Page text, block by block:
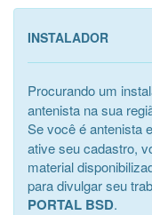
INSTALADOR
Procurando um
antenista na sua
Se você é antenista
ative seu cadastro,
material
para divulgar seu
PORTAL BSD.